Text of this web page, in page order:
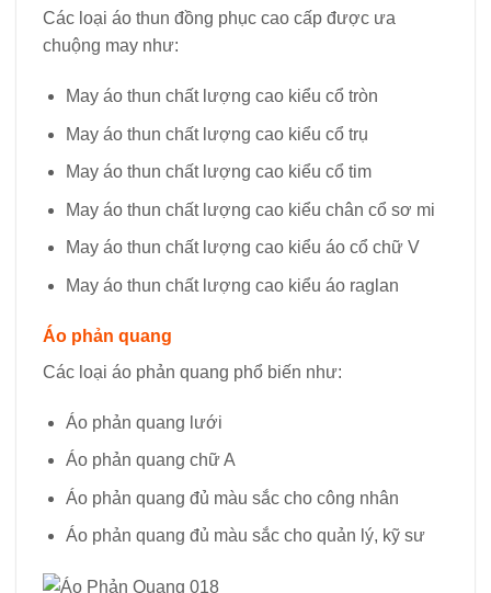
Các loại áo thun đồng phục cao cấp được ưa
chuộng may như:
May áo thun chất lượng cao kiểu cổ tròn
May áo thun chất lượng cao kiểu cổ trụ
May áo thun chất lượng cao kiểu cổ tim
May áo thun chất lượng cao kiểu chân cổ sơ mi
May áo thun chất lượng cao kiểu áo cổ chữ V
May áo thun chất lượng cao kiểu áo raglan
Áo phản quang
Các loại áo phản quang phổ biến như:
Áo phản quang lưới
Áo phản quang chữ A
Áo phản quang đủ màu sắc cho công nhân
Áo phản quang đủ màu sắc cho quản lý, kỹ sư